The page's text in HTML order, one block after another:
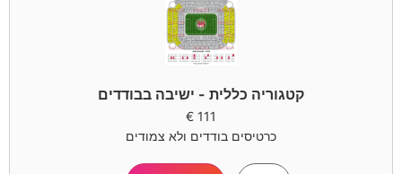
קטגוריה כללית - ישיבה בבודדים
111
€
כרטיסים בודדים ולא צמודים